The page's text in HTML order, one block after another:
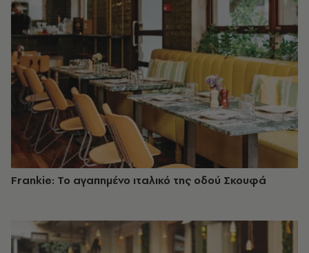
Frankie: Το αγαπημένο ιταλικό της οδού Σκουφά